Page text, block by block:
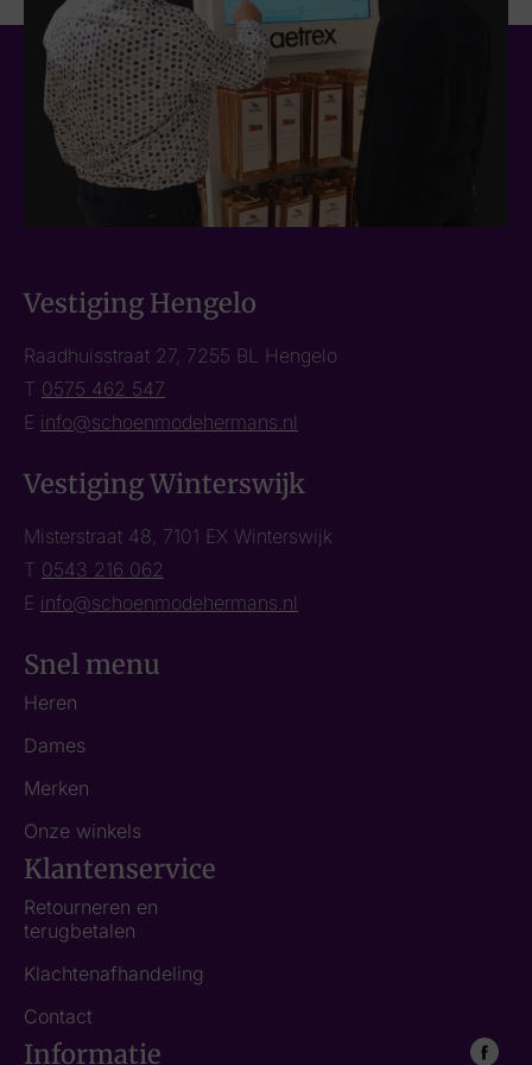
Vestiging Hengelo
Raadhuisstraat 27, 7255 BL Hengelo
T 0575 462 547
E info@schoenmodehermans.nl
Vestiging Winterswijk
Misterstraat 48, 7101 EX Winterswijk
T 0543 216 062
E info@schoenmodehermans.nl
Snel menu
Heren
Dames
Merken
Onze winkels
Klantenservice
Retourneren en
terugbetalen
Klachtenafhandeling
Contact
Informatie